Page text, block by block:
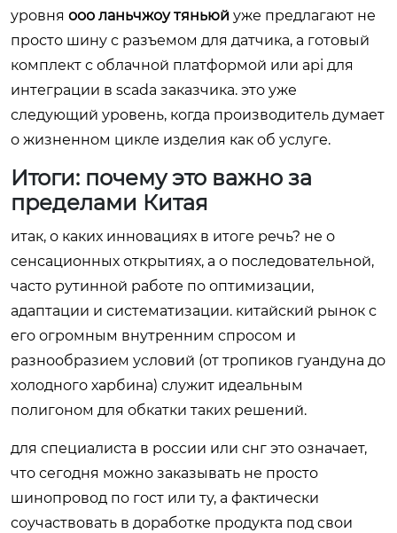
уровня ооо ланьчжоу тяньюй уже предлагают не
просто шину с разъемом для датчика, а готовый
комплект с облачной платформой или api для
интеграции в scada заказчика. это уже
следующий уровень, когда производитель думает
о жизненном цикле изделия как об услуге.
Итоги: почему это важно за
пределами Китая
итак, о каких инновациях в итоге речь? не о
сенсационных открытиях, а о последовательной,
часто рутинной работе по оптимизации,
адаптации и систематизации. китайский рынок с
его огромным внутренним спросом и
разнообразием условий (от тропиков гуандуна до
холодного харбина) служит идеальным
полигоном для обкатки таких решений.
для специалиста в россии или снг это означает,
что сегодня можно заказывать не просто
шинопровод по гост или ту, а фактически
соучаствовать в доработке продукта под свои